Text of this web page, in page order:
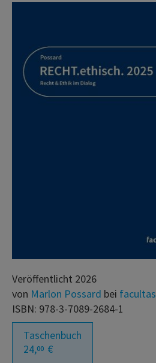
Veröffentlicht 2026
von Marlon Possard bei facultas
ISBN: 978-3-7089-2684-1
Taschenbuch
24,00 €